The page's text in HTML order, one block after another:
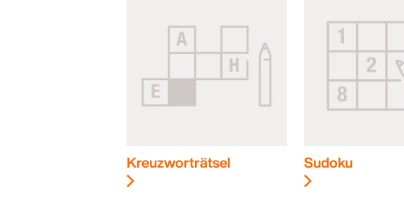
Kreuzworträtsel Sudoku